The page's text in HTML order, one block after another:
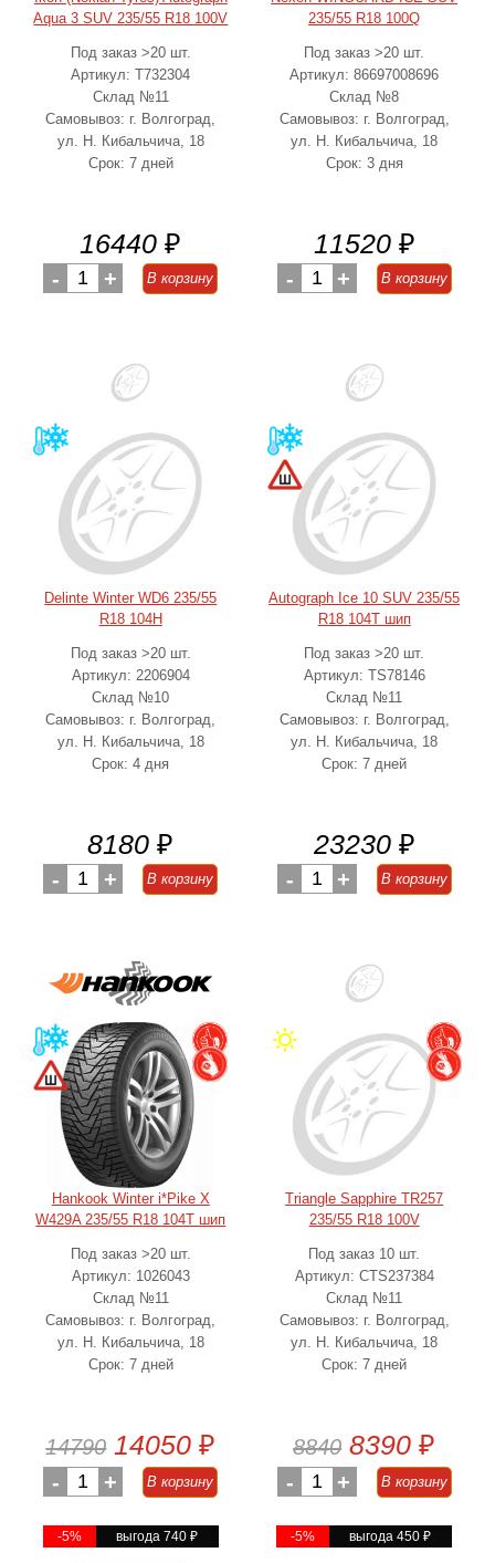
Aqua 3 SUV 235/55 R18 100V
Под заказ >20 шт.
Артикул: T732304
Склад №11
Самовывоз: г. Волгоград,
ул. Н. Кибальчича, 18
Срок: 7 дней
16440 ₽
- 1 + В корзину
235/55 R18 100Q
Под заказ >20 шт.
Артикул: 86697008696
Склад №8
Самовывоз: г. Волгоград,
ул. Н. Кибальчича, 18
Срок: 3 дня
11520 ₽
- 1 + В корзину
Delinte Winter WD6 235/55
R18 104H
Под заказ >20 шт.
Артикул: 2206904
Склад №10
Самовывоз: г. Волгоград,
ул. Н. Кибальчича, 18
Срок: 4 дня
8180 ₽
- 1 + В корзину
Autograph Ice 10 SUV 235/55
R18 104T шип
Под заказ >20 шт.
Артикул: TS78146
Склад №11
Самовывоз: г. Волгоград,
ул. Н. Кибальчича, 18
Срок: 7 дней
23230 ₽
- 1 + В корзину
Hankook Winter i*Pike X
W429A 235/55 R18 104T шип
Под заказ >20 шт.
Артикул: 1026043
Склад №11
Самовывоз: г. Волгоград,
ул. Н. Кибальчича, 18
Срок: 7 дней
14790 14050 ₽
- 1 + В корзину
-5% выгода 740₽
Triangle Sapphire TR257
235/55 R18 100V
Под заказ 10 шт.
Артикул: CTS237384
Склад №11
Самовывоз: г. Волгоград,
ул. Н. Кибальчича, 18
Срок: 7 дней
8840 8390 ₽
- 1 + В корзину
-5% выгода 450₽